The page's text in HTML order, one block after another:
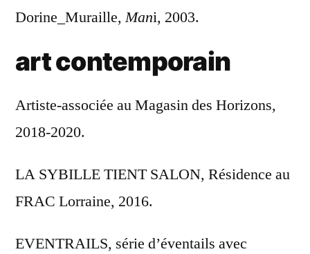
Dorine_Muraille,Mani, 2003.
art contemporain
Artiste-associée au Magasin des Horizons,
2018-2020.
LA SYBILLE TIENT SALON, Résidence au
FRAC Lorraine, 2016.
EVENTRAILS, série d’éventails avec